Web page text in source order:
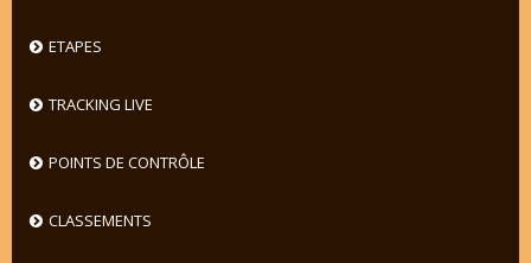
ETAPES
TRACKING LIVE
POINTS DE CONTRÔLE
CLASSEMENTS